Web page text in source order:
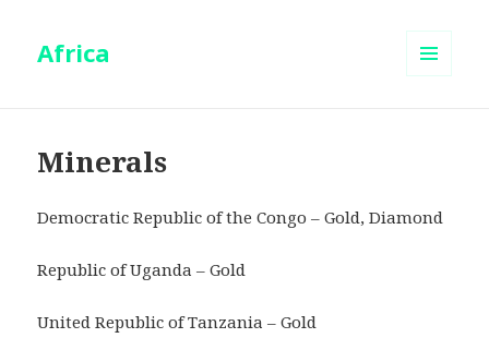
Africa
Minerals
Democratic Republic of the Congo – Gold, Diamond
Republic of Uganda – Gold
United Republic of Tanzania – Gold